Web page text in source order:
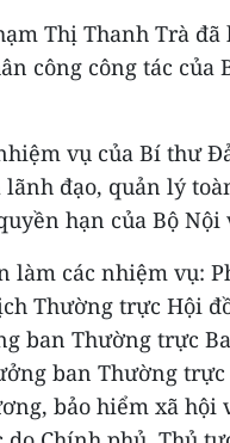
Thị Thanh Trà
công công tác
vụ của Bí thư
đạo, quản lý
hạn của Bộ Nội
làm các nhiệm vụ:
Thường trực Hội
ban Thường trực
ban Thường
bảo hiểm xã hội